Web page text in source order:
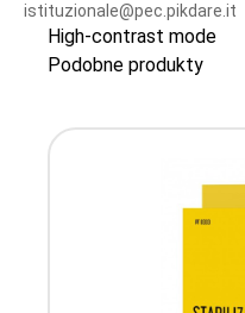
istituzionale@pec.pikdare.it
High-contrast mode
Podobne produkty